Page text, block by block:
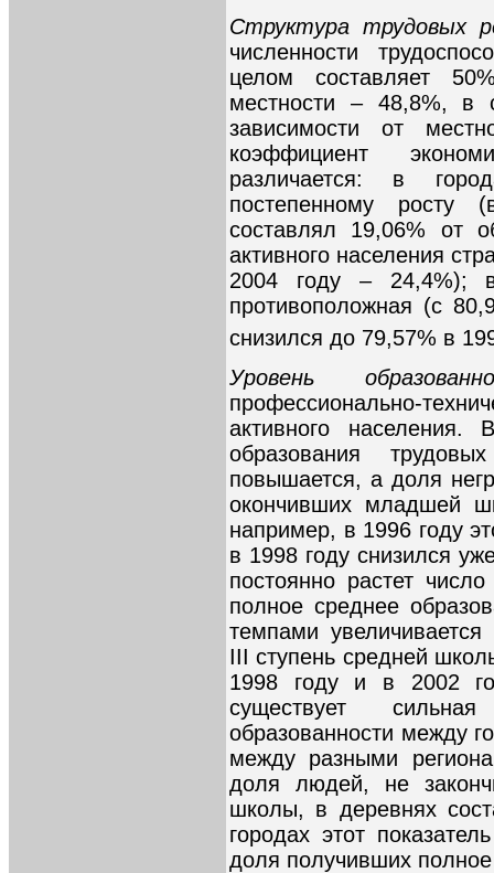
Структура трудовых
численности
целом составляет
местности – 48,8%, в
зависимости от
коэффициент
различается: в
постепенному росту
составлял 19,06% от
активного населения
2004 году – 24,4%); в
противоположная (с
снизился до 79,57% в
Уровень
профессионально-
активного
образования
повышается, а доля
окончивших младшей
например, в 1996 году
в 1998 году снизился
постоянно растет
полное среднее
темпами
III ступень средней
1998 году и в 2002
существует
образованности между
между разными
доля людей, не
школы, в деревнях
городах этот
доля получивших